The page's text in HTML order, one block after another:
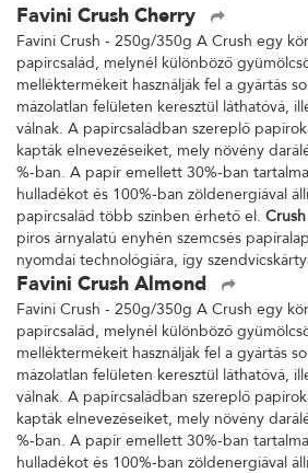
Favini Crush Cherry
Favini Crush - 250g/350g A Crush egy
papírcsalád, melynél különböző
melléktermékeit használják fel a gyártás
mázolatlan felületen keresztül láthatóvá,
válnak. A papírcsaládban szereplő
kapták elnevezéseiket, mely növény
%-ban. A papír emellett 30%-ban
hulladékot és 100%-ban zöldenergiával
papírcsalád több színben érhető el.
piros árnyalatú enyhén szemcsés
nyomdai technológiára, így
Favini Crush Almond
Favini Crush - 250g/350g A Crush egy
papírcsalád, melynél különböző
melléktermékeit használják fel a gyártás
mázolatlan felületen keresztül láthatóvá,
válnak. A papírcsaládban szereplő
kapták elnevezéseiket, mely növény
%-ban. A papír emellett 30%-ban
hulladékot és 100%-ban zöldenergiával